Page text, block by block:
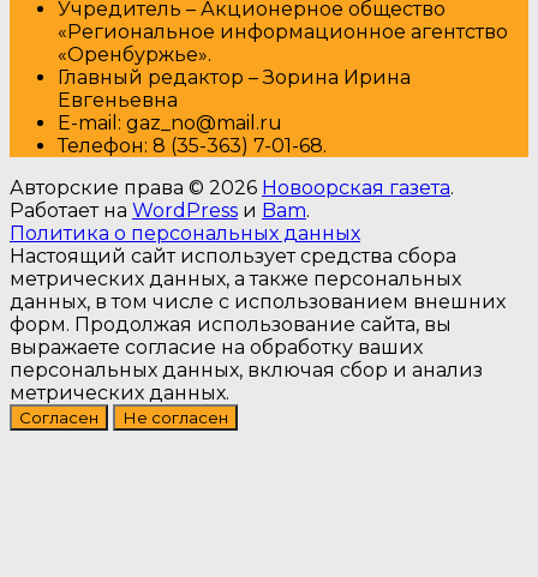
Учредитель – Акционерное общество
«Региональное информационное агентство
«Оренбуржье».
Главный редактор – Зорина Ирина
Евгеньевна
E-mail: gaz_no@mail.ru
Телефон: 8 (35-363) 7-01-68.
Авторские права © 2026 Новоорская газета.
Работает на WordPress и Bam.
Политика о персональных данных
Настоящий сайт использует средства сбора
метрических данных, а также персональных
данных, в том числе с использованием внешних
форм. Продолжая использование сайта, вы
выражаете согласие на обработку ваших
персональных данных, включая сбор и анализ
метрических данных.
Согласен Не согласен